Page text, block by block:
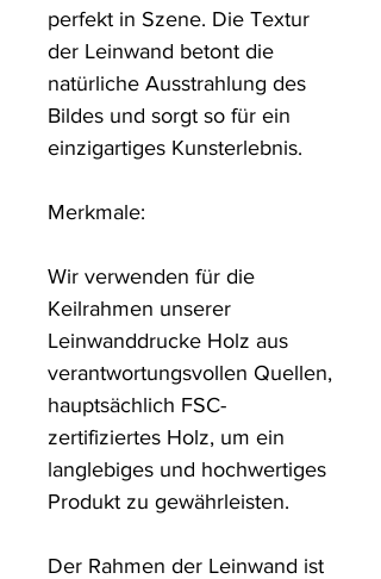
perfekt in Szene. Die Textur
der Leinwand betont die
natürliche Ausstrahlung des
Bildes und sorgt so für ein
einzigartiges Kunsterlebnis.
Merkmale:
Wir verwenden für die
Keilrahmen unserer
Leinwanddrucke Holz aus
verantwortungsvollen Quellen,
hauptsächlich FSC-
zertifiziertes Holz, um ein
langlebiges und hochwertiges
Produkt zu gewährleisten.
Der Rahmen der Leinwand ist